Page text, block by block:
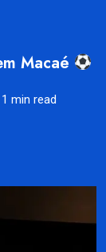
Macaé
1 min read